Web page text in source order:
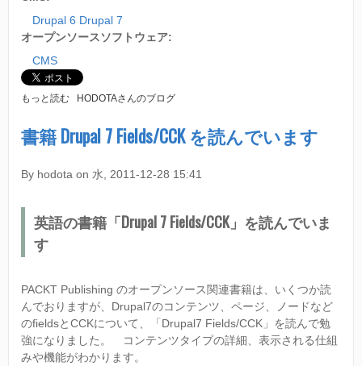
向
け
日
本
国
ア
イ
ン
成
Drupal 6 Drupal 7
オープンソースソフトウェア:
CMS
オ
プ
ン
ー
R
P
A
7
の
デ
もっと読む HODOTAさんのブログ
書籍 Drupal 7 Fields/CCK を読んでいます
By hodota on 水, 2011-12-28 15:41
英語の書籍「Drupal 7 Fields/CCK」を読んでいま
す
PACKT Publishing のオープンソース関連書籍は、いくつか読
んでおりますが、Drupal7のコンテンツ、ページ、ノードなど
のfieldsとCCKについて、「Drupal7 Fields/CCK」を読んで勉
強になりました。 コンテンツタイプの詳細、表示される仕組
みや機能がわかります。